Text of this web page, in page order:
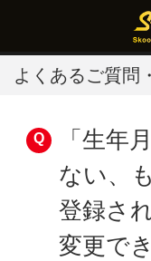
よくあるご質問
「生年
ない、
登録さ
変更で